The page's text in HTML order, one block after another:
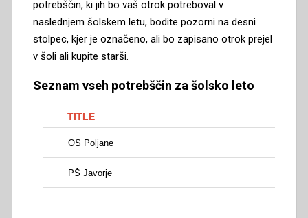
potrebščin, ki jih bo vaš otrok potreboval v
naslednjem šolskem letu, bodite pozorni na desni
stolpec, kjer je označeno, ali bo zapisano otrok prejel
v šoli ali kupite starši.
Seznam vseh potrebščin za šolsko leto